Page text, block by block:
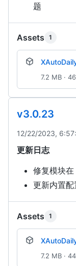
题
Assets 1
7.2 MB ·
v3.0.23
12/22/2023,
更新日志
修复模块
更新内置
Assets 1
7.2 MB ·